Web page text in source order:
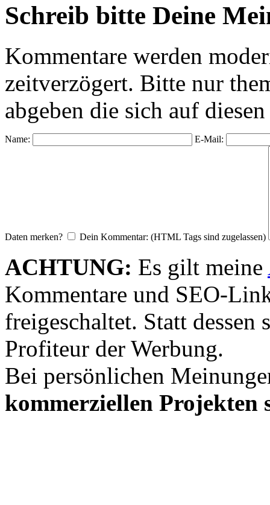
Schreib bitte Deine
Kommentare werden
zeitverzögert. Bitte nur
abgeben die sich auf
Name: E-Mail:
Daten merken? Dein Kommentar: (HTML Tags sind zugelassen)
ACHTUNG: Es gilt meine
Kommentare und SEO-
freigeschaltet. Statt dessen
Profiteur der Werbung.
Bei persönlichen
kommerziellen Projekten